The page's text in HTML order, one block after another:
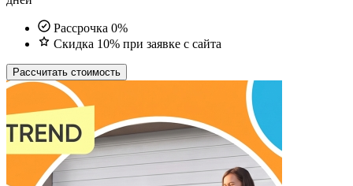
Рассрочка 0%
Скидка 10% при заявке с сайта
Рассчитать стоимость